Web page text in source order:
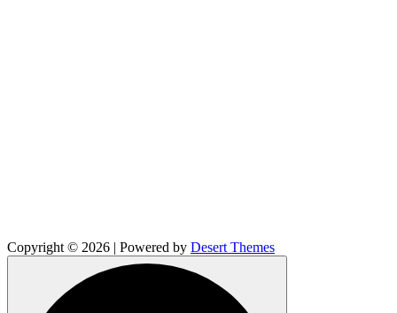
Copyright © 2026 | Powered by Desert Themes